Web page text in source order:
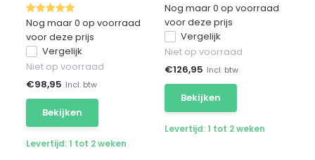
Nog maar 0 op voorraad
voor deze prijs
Vergelijk
Niet op voorraad
€98,95 Incl. btw
Bekijken
Levertijd: 1 tot 2 weken
Nog maar 0 op voorraad
voor deze prijs
Vergelijk
Niet op voorraad
€126,95 Incl. btw
Bekijken
Levertijd: 1 tot 2 weken